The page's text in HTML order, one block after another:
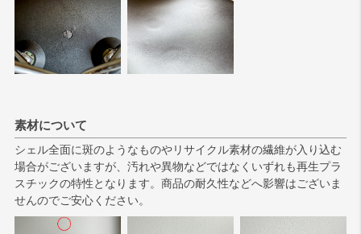
素材について
シェル全面に斑のようなものやリサイクル素材の繊維が入り込む
場合がございますが、汚れや異物などではなくいずれも再生プラ
スチックの特性となります。商品の耐久性などへ影響はございま
せんのでご安心ください。